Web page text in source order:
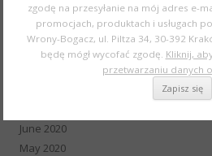
December 2020
November 2020
October 2020
June 2020
May 2020
zgodę na przesyłanie na mój adres e-
promocjach, produktach i usługach
Wrony-Bogacz, ul. Piltza 34, 30-392
będę mógł wycofać zgodę. Kliknij,
przetwarzaniu danych